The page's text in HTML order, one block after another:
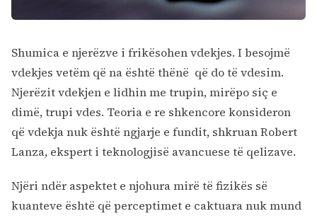
Shumica e njerëzve i frikësohen vdekjes. I besojmë
vdekjes vetëm që na është thënë që do të vdesim.
Njerëzit vdekjen e lidhin me trupin, mirëpo siç e
dimë, trupi vdes. Teoria e re shkencore konsideron
që vdekja nuk është ngjarje e fundit, shkruan Robert
Lanza, ekspert i teknologjisë avancuese të qelizave.
Njëri ndër aspektet e njohura mirë të fizikës së
kuanteve është që perceptimet e caktuara nuk mund